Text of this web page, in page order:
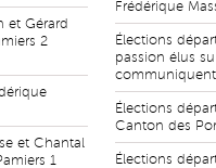
et Gérard
2
et Chantal
1
Frédérique
Élections
passion élus
communiquent
Élections
Canton des
Élections